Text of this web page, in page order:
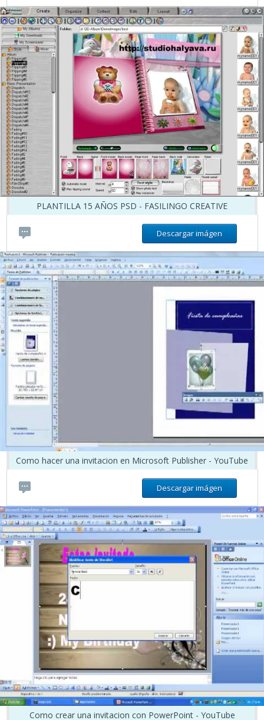
PLANTILLA 15 AÑOS PSD - FASILINGO CREATIVE
Descargar imágen
Como hacer una invitacion en Microsoft Publisher - YouTube
Descargar imágen
Como crear una invitacion con PowerPoint - YouTube